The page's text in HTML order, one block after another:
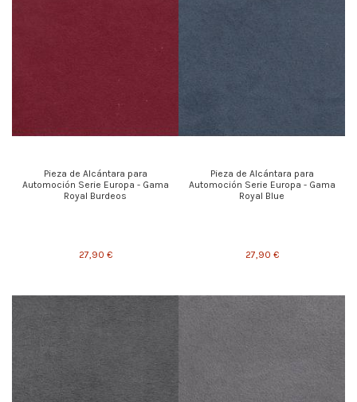
Pieza de Alcántara para
Automoción Serie Europa - Gama
Royal Burdeos
27,90 €
Pieza de Alcántara para
Automoción Serie Europa - Gama
Royal Blue
27,90 €